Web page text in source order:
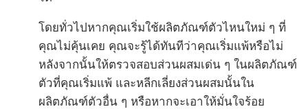
โดยทั่วไปหากคุณเริ่มใช้ผลิตภัณฑ์ตัวไหนใหม่ ๆ ที่
คุณไม่คุ้นเคย คุณจะรู้ได้ทันทีว่าคุณเริ่มแพ้หรือไม่
หลังจากนั้นให้ตรวจสอบส่วนผสมเด่น ๆ ในผลิตภัณฑ์
ตัวที่คุณเริ่มแพ้ และหลีกเลี่ยงส่วนผสมนั้นใน
ผลิตภัณฑ์ตัวอื่น ๆ หรือหากจะเอาให้มั่นใจร้อย